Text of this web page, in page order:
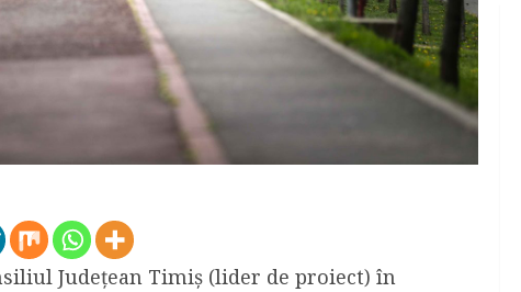
Județean Timiș (lider de proiect) în